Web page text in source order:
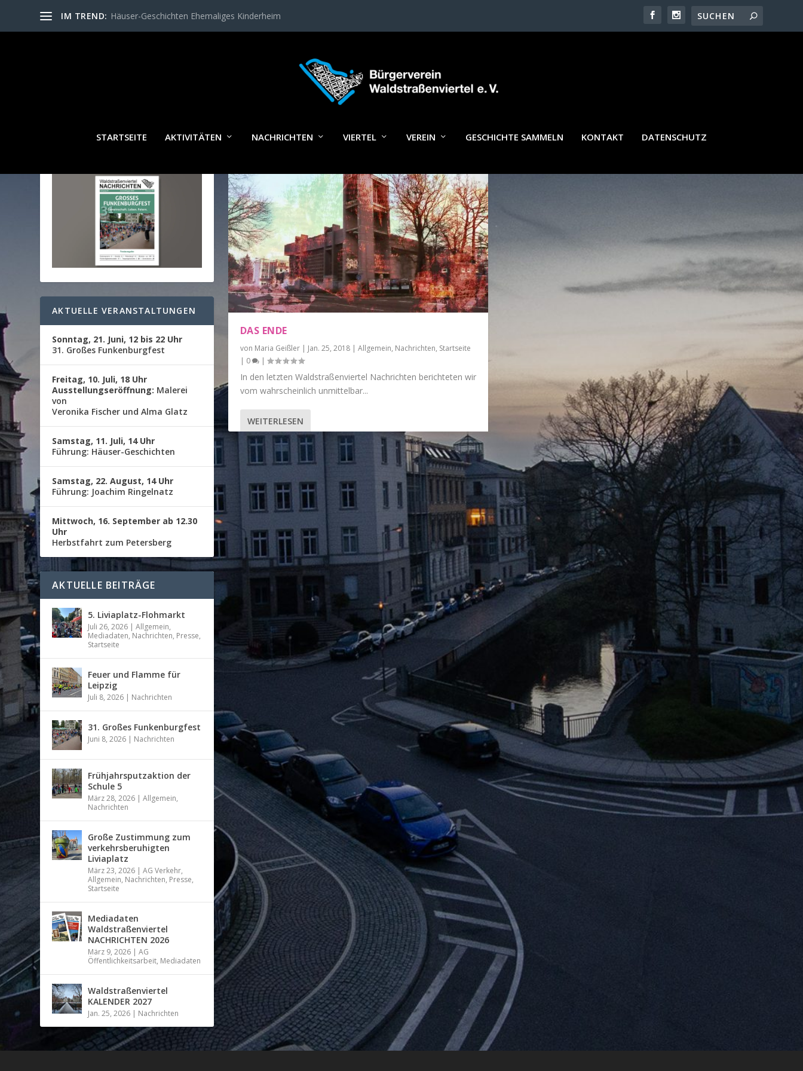
IM TREND: Häuser-Geschichten Ehemaliges Kinderheim
STARTSEITE AKTIVITÄTEN NACHRICHTEN VIERTEL VEREIN GESCHICHTE SAMMELN KONTAKT DATENSCHUTZ
SCHLAGWORT:ENDE
DAS ENDE
von Maria Geißler| Jan. 25, 2018| Allgemein, Nachrichten, Startseite
| 0 |
In den letzten Waldstraßenviertel Nachrichten berichteten wir
vom wahrscheinlich unmittelbar...
WEITERLESEN
WALDSTRASSENVIERTEL N
AKTUELLE VERANSTALTUNGEN
Sonntag, 21. Juni, 12 bis 22 Uhr
31. Großes Funkenburgfest
Freitag, 10. Juli, 18 Uhr
Ausstellungseröffnung: Malerei
von
Veronika Fischer und Alma Glatz
Samstag, 11. Juli, 14 Uhr
Führung: Häuser-Geschichten
Samstag, 22. August, 14 Uhr
Führung: Joachim Ringelnatz
Mittwoch, 16. September ab 12.30
Uhr
Herbstfahrt zum Petersberg
AKTUELLE BEITRÄGE
5. Liviaplatz-Flohmarkt
Juli 26, 2026 |Allgemein,
Mediadaten, Nachrichten, Presse,
Startseite
Feuer und Flamme für
Leipzig
Juli 8, 2026 | Nachrichten
31. Großes Funkenburgfest
Juni 8, 2026 | Nachrichten
Frühjahrsputzaktion der
Schule 5
März 28, 2026 |Allgemein,
Nachrichten
Große Zustimmung zum
verkehrsberuhigten
Liviaplatz
März 23, 2026 |AG Verkehr,
Allgemein, Nachrichten, Presse,
Startseite
Mediadaten
Waldstraßenviertel
NACHRICHTEN 2026
März 9, 2026 |AG
Öffentlichkeitsarbeit, Mediadaten
Waldstraßenviertel
KALENDER 2027
Jan. 25, 2026 | Nachrichten